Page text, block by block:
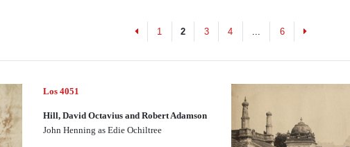
Previous
1 2 3 4 6 Next
Los 4051
Hill, David Octavius and Robert Adamson
John Henning as Edie Ochiltree